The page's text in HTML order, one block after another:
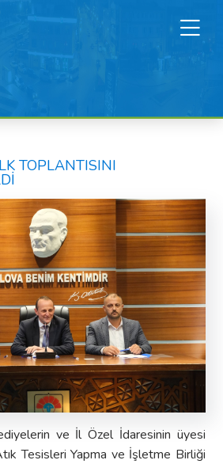
TOPLANTISINI
ve İl Özel İdaresinin üyesi
Tesisleri Yapma ve İşletme Birliği